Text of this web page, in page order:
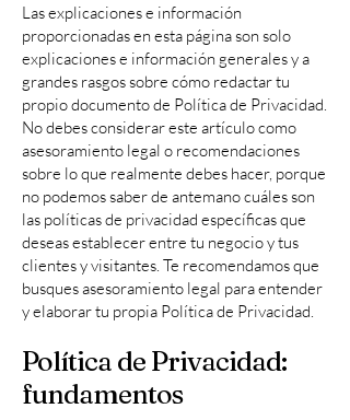
Las explicaciones e información
proporcionadas en esta página son solo
explicaciones e información generales y a
grandes rasgos sobre cómo redactar tu
propio documento de Política de Privacidad.
No debes considerar este artículo como
asesoramiento legal o recomendaciones
sobre lo que realmente debes hacer, porque
no podemos saber de antemano cuáles son
las políticas de privacidad específicas que
deseas establecer entre tu negocio y tus
clientes y visitantes. Te recomendamos que
busques asesoramiento legal para entender
y elaborar tu propia Política de Privacidad.
Política de Privacidad:
fundamentos